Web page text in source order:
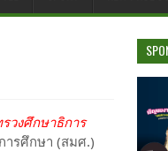
วงศึกษาธิการ
ารศึกษา (สมศ.)